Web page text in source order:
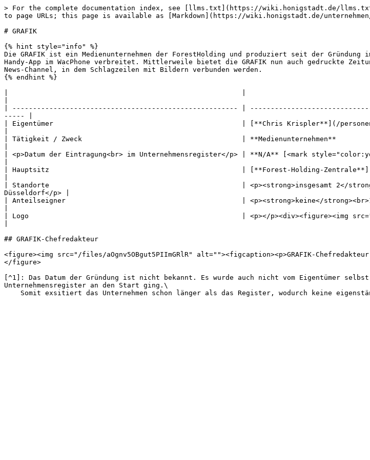
> For the complete documentation index, see [llms.txt](https://wiki.honigstadt.de/
to page URLs; this page is available as [Markdown](https://wiki.honigstadt.de/
# GRAFIK
{% hint style="info" %}
Die GRAFIK ist ein Medienunternehmen der ForestHolding und produziert seit der Gründung
Handy-App im WacPhone verbreitet. Mittlerweile bietet die GRAFIK nun auch gedruckte
News-Channel, in dem Schlagzeilen mit Bildern verbunden werden.
{% endhint %}
| ------------------------------------------------------- |
----- |
| Eigentümer                                              | [**Chris Krispler**](/personen/
| Tätigkeit / Zweck                                       | **Medienunternehmen**
| <p>Datum der Eintragung<br> im Unternehmensregister</p> | **N/A** [<mark
| Hauptsitz                                               | [**Forest-Holding-Zentrale**](/
| Standorte                                               | <p><strong>insgesamt 2</
Düsseldorf</p> |
| Anteilseigner                                           | <p><strong>keine</strong><br>100% bei
| Logo                                                    | <p></p><div><figure><img src="/files/
## GRAFIK-Chefredakteur
<figure><img src="/files/aOgnv5OBgut5PIImGRlR" alt=""><figcaption><p>GRAFIK-
</figure>
[^1]: Das Datum der Gründung ist nicht bekannt. Es wurde auch nicht vom Eigentümer
Unternehmensregister an den Start ging.\